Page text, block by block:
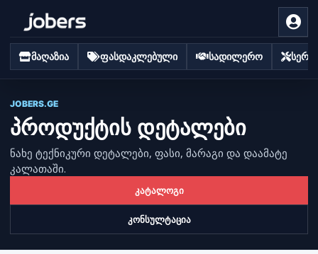
მაღაზია ფასდაკლებული სადილერო
JOBERS.GE
პროდუქტის დეტალები
ნახე ტექნიკური დეტალები, ფასი, მარაგი და დაამატე
კალათაში.
კატალოგი
კონსულტაცია